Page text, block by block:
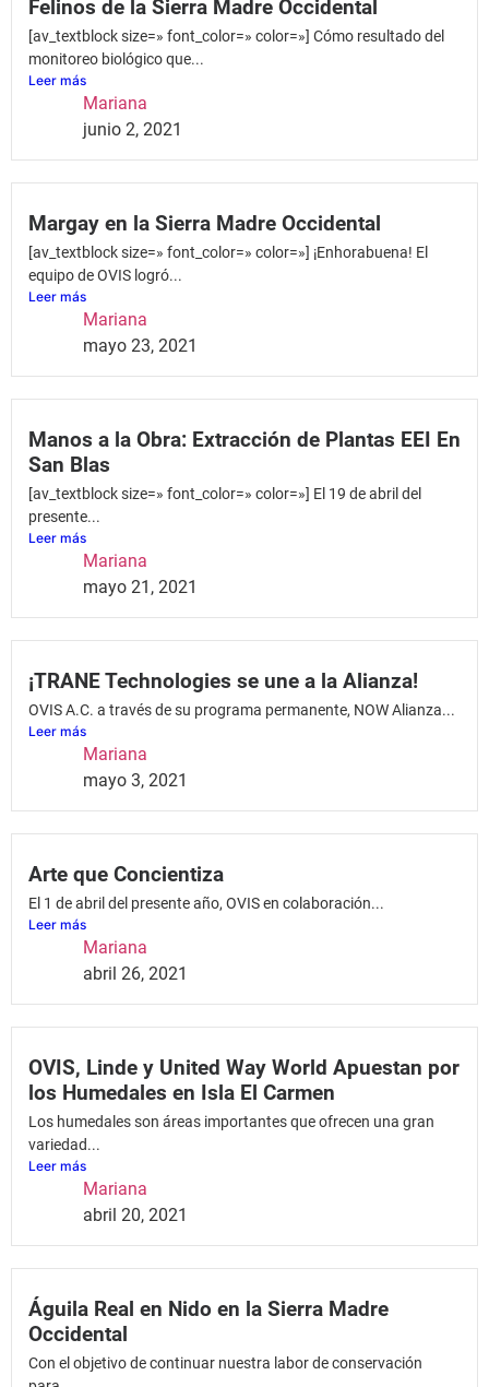
Felinos de la Sierra Madre Occidental
[av_textblock size=» font_color=» color=»] Cómo resultado del
monitoreo biológico que...
Leer más
Mariana
junio 2, 2021
Margay en la Sierra Madre Occidental
[av_textblock size=» font_color=» color=»] ¡Enhorabuena! El
equipo de OVIS logró...
Leer más
Mariana
mayo 23, 2021
Manos a la Obra: Extracción de Plantas EEI En
San Blas
[av_textblock size=» font_color=» color=»] El 19 de abril del
presente...
Leer más
Mariana
mayo 21, 2021
¡TRANE Technologies se une a la Alianza!
OVIS A.C. a través de su programa permanente, NOW Alianza...
Leer más
Mariana
mayo 3, 2021
Arte que Concientiza
El 1 de abril del presente año, OVIS en colaboración...
Leer más
Mariana
abril 26, 2021
OVIS, Linde y United Way World Apuestan por
los Humedales en Isla El Carmen
Los humedales son áreas importantes que ofrecen una gran
variedad...
Leer más
Mariana
abril 20, 2021
Águila Real en Nido en la Sierra Madre
Occidental
Con el objetivo de continuar nuestra labor de conservación